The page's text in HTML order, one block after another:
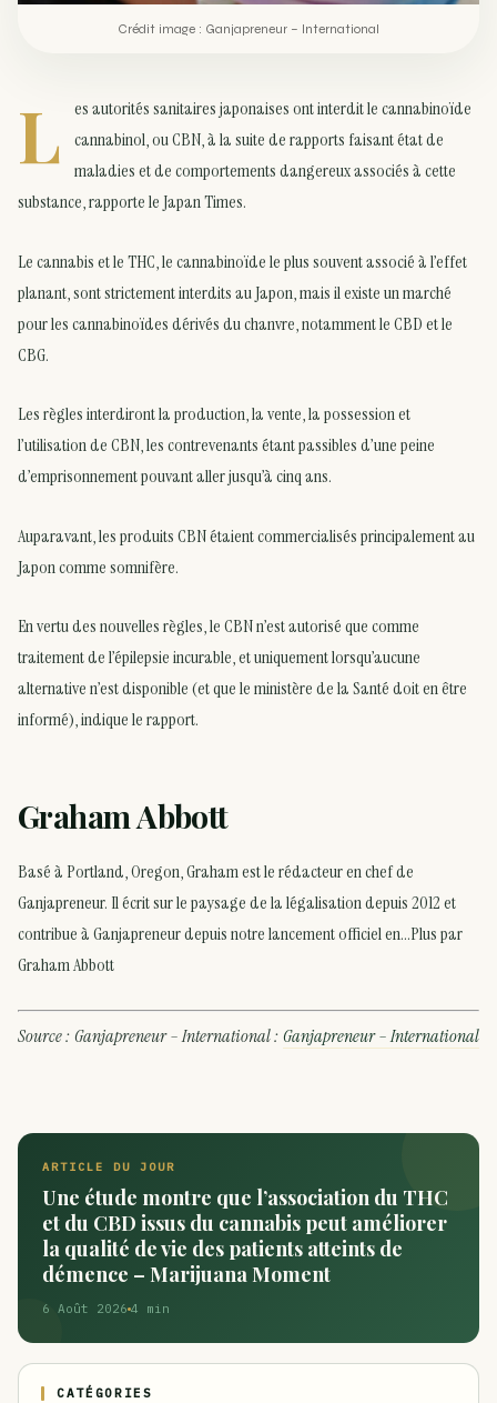
Crédit image : Ganjapreneur – International
L
es autorités sanitaires japonaises ont interdit le cannabinoïde
cannabinol, ou CBN, à la suite de rapports faisant état de
maladies et de comportements dangereux associés à cette
substance, rapporte le Japan Times.
Le cannabis et le THC, le cannabinoïde le plus souvent associé à l’effet
planant, sont strictement interdits au Japon, mais il existe un marché
pour les cannabinoïdes dérivés du chanvre, notamment le CBD et le
CBG.
Les règles interdiront la production, la vente, la possession et
l’utilisation de CBN, les contrevenants étant passibles d’une peine
d’emprisonnement pouvant aller jusqu’à cinq ans.
Auparavant, les produits CBN étaient commercialisés principalement au
Japon comme somnifère.
En vertu des nouvelles règles, le CBN n’est autorisé que comme
traitement de l’épilepsie incurable, et uniquement lorsqu’aucune
alternative n’est disponible (et que le ministère de la Santé doit en être
informé), indique le rapport.
Graham Abbott
Basé à Portland, Oregon, Graham est le rédacteur en chef de
Ganjapreneur. Il écrit sur le paysage de la légalisation depuis 2012 et
contribue à Ganjapreneur depuis notre lancement officiel en…Plus par
Graham Abbott
Source : Ganjapreneur – International :Ganjapreneur – International
ARTICLE DU JOUR
Une étude montre que l’association du THC
et du CBD issus du cannabis peut améliorer
la qualité de vie des patients atteints de
démence – Marijuana Moment
6 Août 2026 4 min
CATÉGORIES